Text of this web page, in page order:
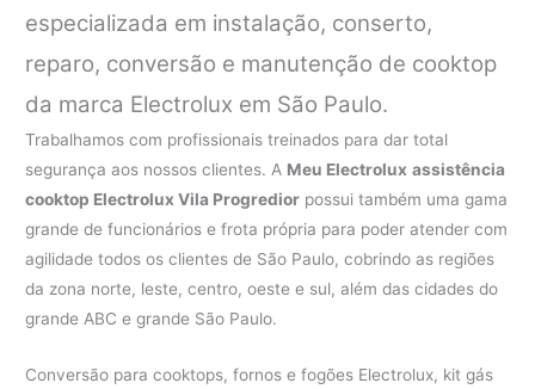
especializada em instalação, conserto,
reparo, conversão e manutenção de cooktop
da marca Electrolux em São Paulo.
Trabalhamos com profissionais treinados para dar total
segurança aos nossos clientes. A Meu Electrolux assistência
cooktop Electrolux Vila Progredior possui também uma gama
grande de funcionários e frota própria para poder atender com
agilidade todos os clientes de São Paulo, cobrindo as regiões
da zona norte, leste, centro, oeste e sul, além das cidades do
grande ABC e grande São Paulo.
Conversão para cooktops, fornos e fogões Electrolux, kit gás